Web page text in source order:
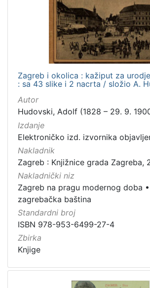
Zagreb i okolica : kažiput za
: sa 43 slike i 2 nacrta / složio A.
Autor
Hudovski, Adolf (1828 – 29. 9.
Izdanje
Elektroničko izd. izvornika
Nakladnik
Zagreb : Knjižnice grada Zagreba,
Nakladnički niz
Zagreb na pragu modernog doba •
zagrebačka baština
Standardni broj
ISBN 978-953-6499-27-4
Zbirka
Knjige